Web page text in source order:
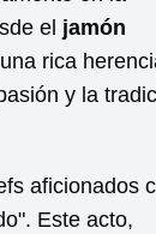
el jamón
rica
y la
aficionados
Este acto,